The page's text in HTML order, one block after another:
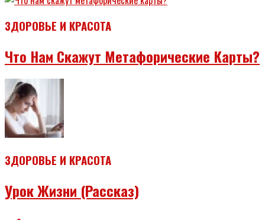
ЗДОРОВЬЕ И КРАСОТА
Что Нам Скажут Метафорические Карты?
ЗДОРОВЬЕ И КРАСОТА
Урок Жизни (рассказ)